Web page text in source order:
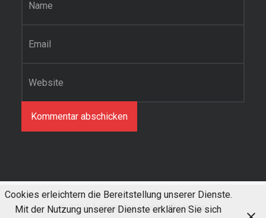
© 2026Lampaden |UsingReceptar
Cookies erleichtern die Bereitstellung unserer Dienste.
Mit der Nutzung unserer Dienste erklären Sie sich